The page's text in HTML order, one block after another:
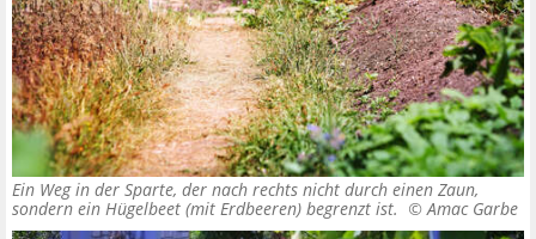
Ein Weg in der Sparte, der nach rechts nicht durch einen Zaun,
sondern ein Hügelbeet (mit Erdbeeren) begrenzt ist. ©Amac Garbe